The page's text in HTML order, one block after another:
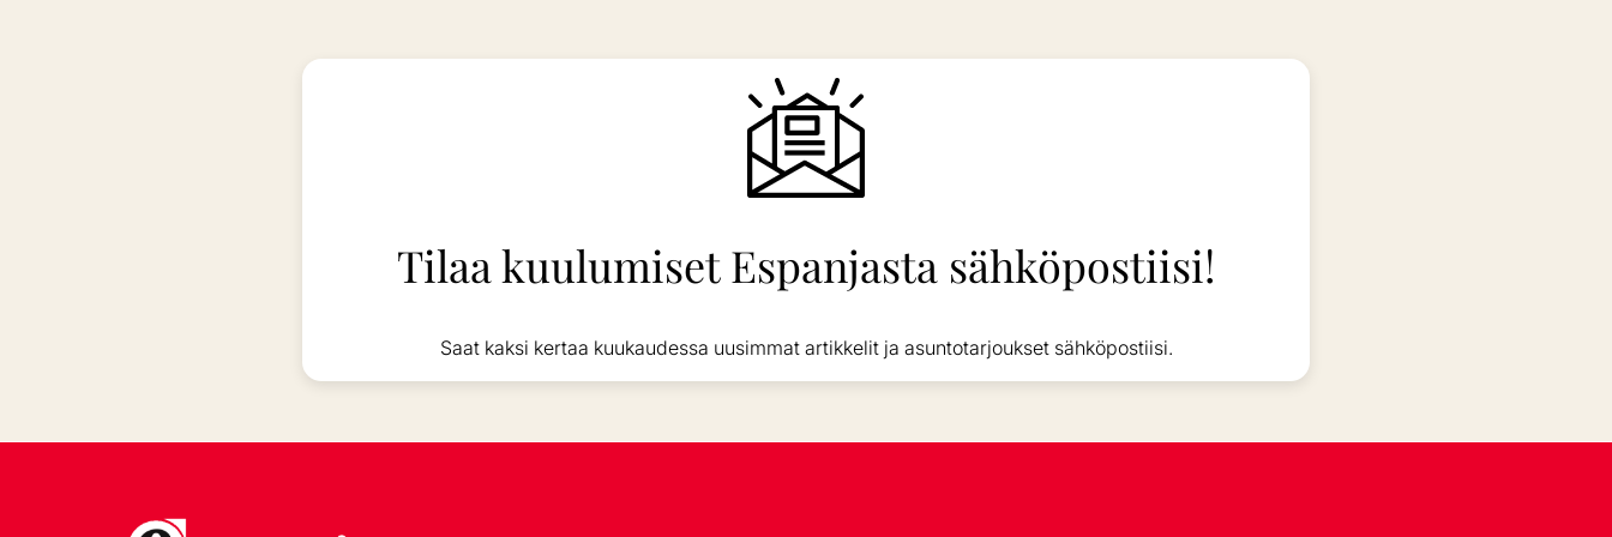
Tilaa kuulumiset Espanjasta sähköpostiisi!
Saat kaksi kertaa kuukaudessa uusimmat artikkelit ja asuntotarjoukset sähköpostiisi.